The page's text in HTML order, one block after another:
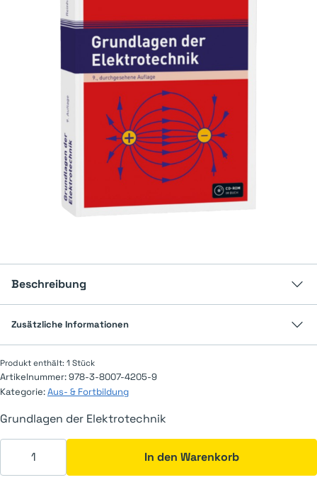
Beschreibung
Zusätzliche Informationen
Produkt enthält: 1 Stück
Artikelnummer:978-3-8007-4205-9
Kategorie:Aus- & Fortbildung
Grundlagen der Elektrotechnik
Grundlagen der Elektrotechnik Menge
In den Warenkorb